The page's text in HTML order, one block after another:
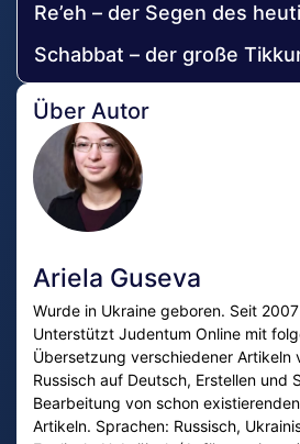
Re’eh – der Segen des
Schabbat – der große
Über Autor
Ariela Guseva
Wurde in Ukraine geboren. Seit
Unterstützt Judentum Online mit
Übersetzung verschiedener Artikeln
Russisch auf Deutsch, Erstellen und
Bearbeitung von schon
Artikeln. Sprachen: Russisch,